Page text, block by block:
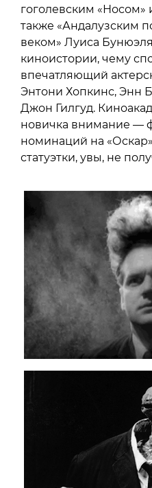
гоголевским
также «Андалузским
веком» Луиса
киноистории, чему
впечатляющий
Энтони Хопкинс, Энн
Джон Гилгуд.
новичка внимание —
номинаций на
статуэтки, увы, не